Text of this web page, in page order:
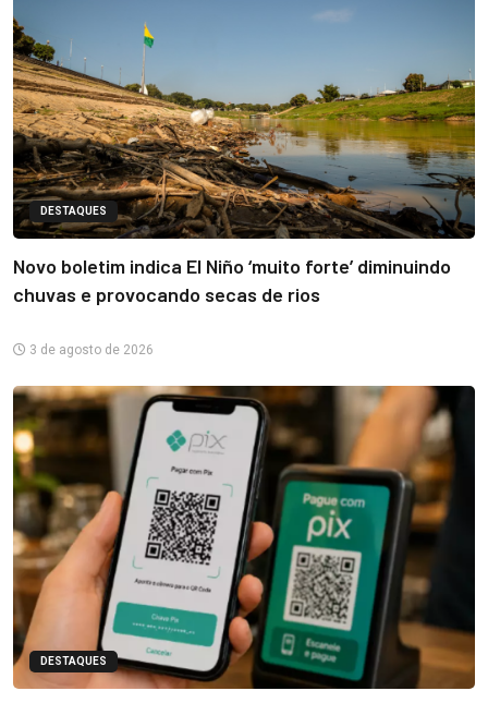
DESTAQUES
Novo boletim indica El Niño ‘muito forte’ diminuindo
chuvas e provocando secas de rios
3 de agosto de 2026
DESTAQUES